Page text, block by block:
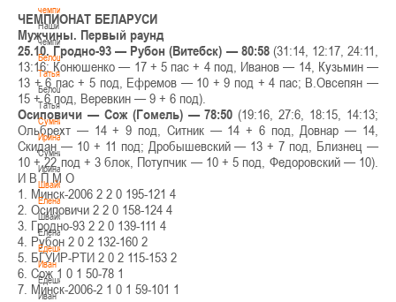
чемпионы
Наши
чемпионы
Белошапко
Татьяна
Белошапко
Татьяна
Сумникова
Ирина
Сумникова
Ирина
Швайбович
Елена
Швайбович
Елена
Едешко
Иван
Едешко
Иван
ЧЕМПИОНАТ БЕЛАРУСИ
Мужчины. Первый раунд
25.10. Гродно-93 — Рубон (Витебск) — 80:58(31:14, 12:17, 24:11,
13:16; Конюшенко — 17 + 5 пас + 4 под, Иванов — 14, Кузьмин —
13 + 6 пас + 5 под, Ефремов — 10 + 9 под + 4 пас; В.Овсепян —
15 + 6 под, Веревкин — 9 + 6 под).
Осиповичи — Сож (Гомель) — 78:50 (19:16, 27:6, 18:15, 14:13;
Ольбрехт — 14 + 9 под, Ситник — 14 + 6 под, Довнар — 14,
Скидан — 10 + 11 под; Дробышевский — 13 + 7 под, Близнец —
10 + 22 под + 3 блок, Потупчик — 10 + 5 под, Федоровский — 10).
И В П М О
1. Минск-2006 2 2 0 195-121 4
2. Осиповичи 2 2 0 158-124 4
3. Гродно-93 2 2 0 139-111 4
4. Рубон 2 0 2 132-160 2
5. БГУИР-РТИ 2 0 2 115-153 2
6. Сож 1 0 1 50-78 1
7. Минск-2006-2 1 0 1 59-101 1